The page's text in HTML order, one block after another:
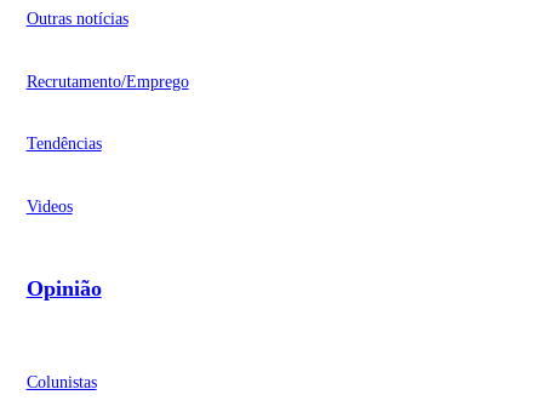
Outras notícias
Recrutamento/Emprego
Tendências
Videos
Opinião
Colunistas